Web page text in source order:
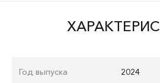
Год выпуска 2024